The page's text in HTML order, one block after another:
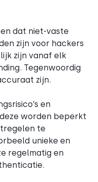
dat niet-vaste
zijn voor hackers
zijn vanaf elk
Tegenwoordig
zijn.
en
worden beperkt
te
unieke en
regelmatig en